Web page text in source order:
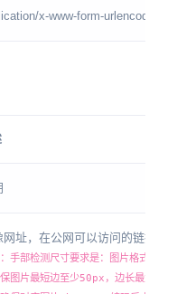
x-www-form-urlencoded
网址，在公网可以访问的链接，
手部检测尺寸要求是：图片格式jpg
图片最短边至少50px，边长最大为